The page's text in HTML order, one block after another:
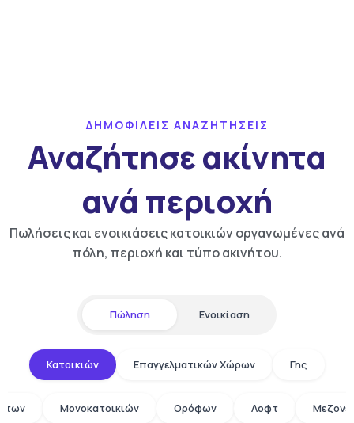
ΔΗΜΟΦΙΛΕΙΣ ΑΝΑΖΗΤΗΣΕΙΣ
Αναζήτησε ακίνητα
ανά περιοχή
Πωλήσεις και ενοικιάσεις κατοικιών οργανωμένες ανά
πόλη, περιοχή και τύπο ακινήτου.
Πώληση Ενοικίαση
Κατοικιών Επαγγελματικών Χώρων Γης
Μονοκατοικιών Ορόφων Λοφτ